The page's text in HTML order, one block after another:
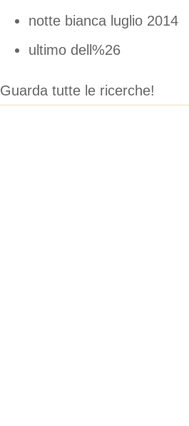
notte bianca luglio 2014
ultimo dell%26
Guarda tutte le ricerche!